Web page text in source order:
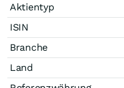
Aktientyp
ISIN
Branche
Land